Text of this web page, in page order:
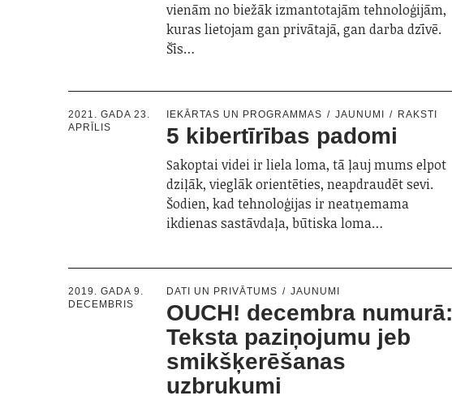
vienām no biežāk izmantotajām tehnoloģijām,
kuras lietojam gan privātajā, gan darba dzīvē.
Šīs…
2021. GADA 23.
APRĪLIS
IEKĀRTAS UN PROGRAMMAS JAUNUMI RAKSTI
5 kibertīrības padomi
Sakoptai videi ir liela loma, tā ļauj mums elpot
dziļāk, vieglāk orientēties, neapdraudēt sevi.
Šodien, kad tehnoloģijas ir neatņemama
ikdienas sastāvdaļa, būtiska loma…
2019. GADA 9.
DECEMBRIS
DATI UN PRIVĀTUMS JAUNUMI
OUCH! decembra numurā:
Teksta paziņojumu jeb
smikšķerēšanas
uzbrukumi